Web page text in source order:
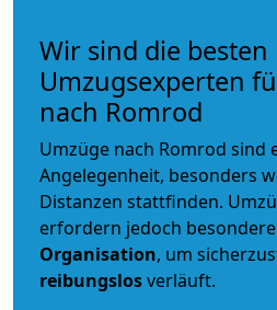
Wir sind die besten
Umzugsexperten
nach Romrod
Umzüge nach Romrod sind
Angelegenheit, besonders
Distanzen stattfinden.
erfordern jedoch besondere
Organisation, um
reibungslosverläuft.